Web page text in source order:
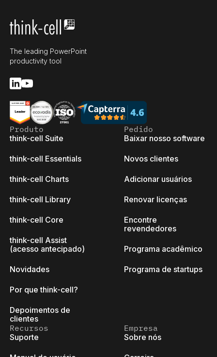
The leading PowerPoint
productivity tool
Produto
think-cell Suite
think-cell Essentials
think-cell Charts
think-cell Library
think-cell Core
think-cell Assist
(acesso antecipado)
Novidades
Por que think-cell?
Depoimentos de
clientes
Pedido
Baixar nosso software
Novos clientes
Adicionar usuários
Renovar licenças
Encontre
revendedores
Programa acadêmico
Programa de startups
Recursos
Suporte
Empresa
Sobre nós